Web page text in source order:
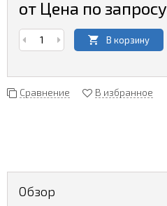
от Цена по запросу
В корзину
Сравнение В избранное
Обзор